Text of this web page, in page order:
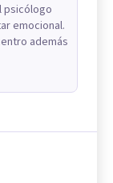
psicólogo
emocional.
además